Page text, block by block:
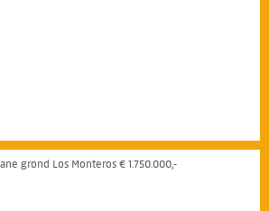
grond Los Monteros € 1.750.000,-